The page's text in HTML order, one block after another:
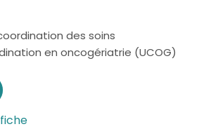
des soins
en oncogériatrie (UCOG)​